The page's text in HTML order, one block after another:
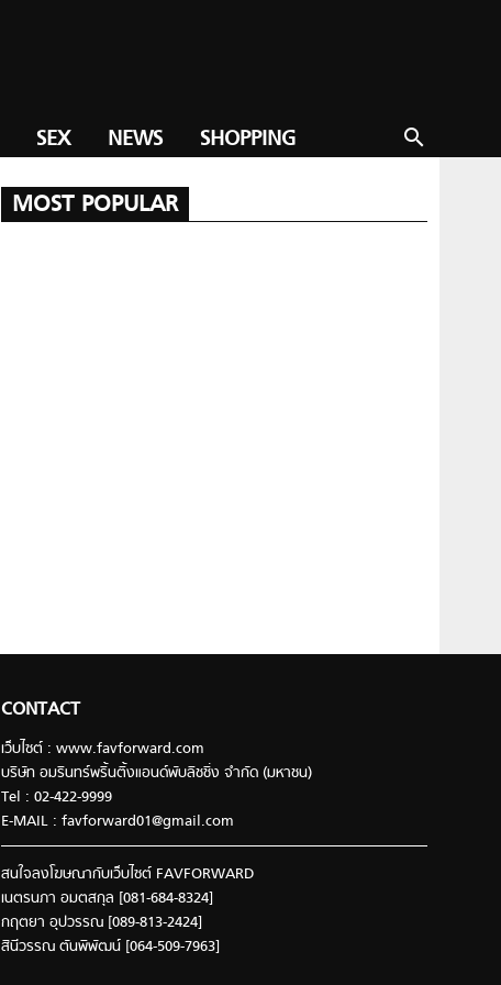
search
SEX NEWS SHOPPING
MOST POPULAR
CONTACT
เว็บไซต์ : www.favforward.com
บริษัท อมรินทร์พริ้นติ้งแอนด์พับลิชชิ่ง จำกัด (มหาชน)
Tel : 02-422-9999
E-MAIL : favforward01@gmail.com
สนใจลงโฆษณากับเว็บไซต์ FAVFORWARD
เนตรนภา อมตสกุล [081-684-8324]
กฤตยา อุปวรรณ [089-813-2424]
สินีวรรณ ตันพิพัฒน์ [064-509-7963]